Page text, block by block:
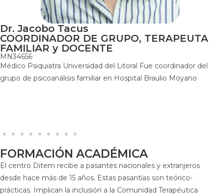
Dr. Jacobo Tacus
COORDINADOR DE GRUPO, TERAPEUTA
FAMILIAR y DOCENTE
MN34656
Médico Psiquiatra Universidad del Litoral Fue coordinador del
grupo de psicoanálisis familiar en Hospital Braulio Moyano
FORMACIÓN ACADÉMICA
El centro Ditem recibe a pasantes nacionales y extranjeros
desde hace más de 15 años. Estas pasantías son teórico-
prácticas. Implican la inclusión a la Comunidad Terapéutica